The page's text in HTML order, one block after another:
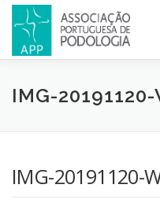
APP PODOLOGIA
IMG-
IMG-20191120-